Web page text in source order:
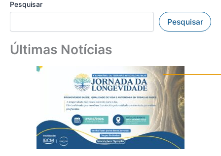
Pesquisar
Pesquisar
Últimas Notícias